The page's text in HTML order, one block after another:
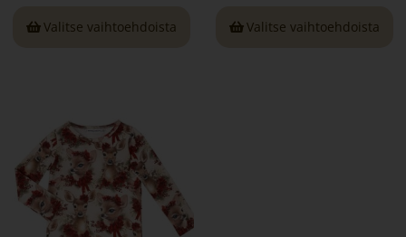
Valitse vaihtoehdoista Valitse vaihtoehdoista